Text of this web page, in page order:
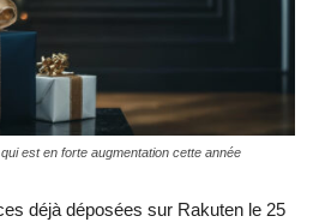
est en forte augmentation cette année
déjà déposées sur Rakuten le 25